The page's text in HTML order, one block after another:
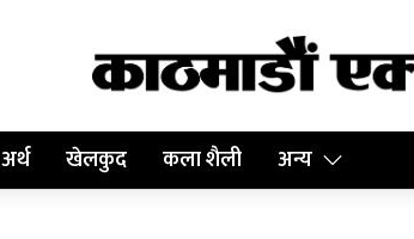
अर्थ खेलकुद कला शैली अन्य